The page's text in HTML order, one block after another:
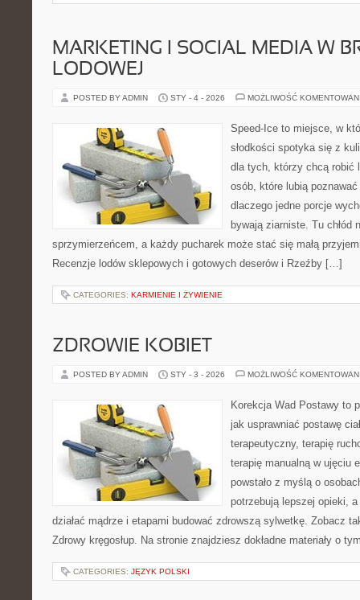
MARKETING I SOCIAL MEDIA W
LODOWEJ
POSTED BY ADMIN STY - 4 - 2026 MOŻLIWOŚĆ
Speed-Ice to miejsce, w
słodkości spotyka się z
dla tych, którzy chcą robić
osób, które lubią
dlaczego jedne porcje
bywają ziarniste. Tu
sprzymierzeńcem, a każdy pucharek może stać się małą
Recenzje lodów sklepowych i gotowych deserów i Rzeźby […]
CATEGORIES: KARMIENIE I ŻYWIENIE
ZDROWIE KOBIET
POSTED BY ADMIN STY - 3 - 2026 MOŻLIWOŚĆ
Korekcja Wad Postawy to
jak usprawniać postawę
terapeutyczny, terapię
terapię manualną w ujęciu
powstało z myślą o
potrzebują lepszej opieki,
działać mądrze i etapami budować zdrowszą sylwetkę. Zobacz
Zdrowy kręgosłup. Na stronie znajdziesz dokładne materiały o
CATEGORIES: JĘZYK POLSKI